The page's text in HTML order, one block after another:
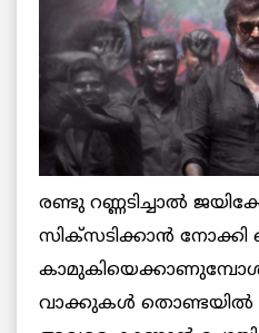
രണ്ടു റണ്ണടിച്ചാൽ
സിക്സടിക്കാൻ നോക്കി
കാമുകിയെക്കാണുമ്പോൾ
വാക്കുകൾ തൊണ്ടയിൽ